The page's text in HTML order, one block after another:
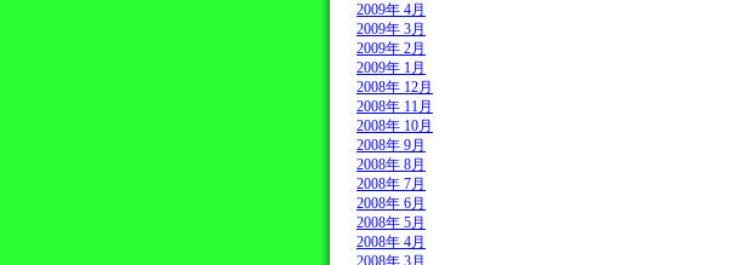
2009年 4月
2009年 3月
2009年 2月
2009年 1月
2008年 12月
2008年 11月
2008年 10月
2008年 9月
2008年 8月
2008年 7月
2008年 6月
2008年 5月
2008年 4月
2008年 3月